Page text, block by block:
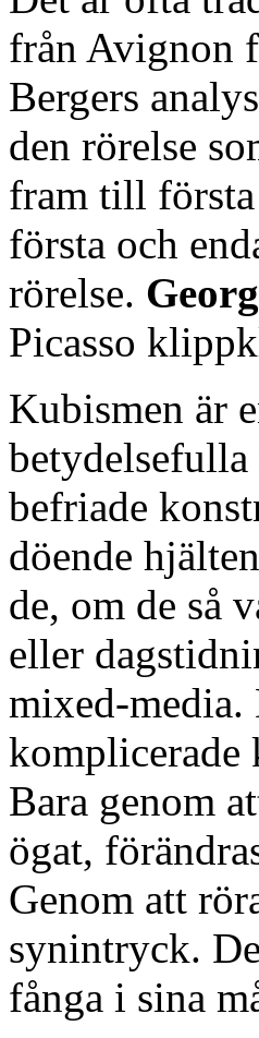
från Avignon
Bergers
den rörelse
fram till
första och
rörelse.
Picasso
Kubismen är
befriade
döende
de, om de så
eller
mixed-media.
komplicerade
Bara genom
ögat,
Genom att
synintryck.
fånga i sina